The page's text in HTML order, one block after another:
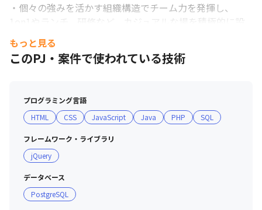
・個々の強みを活かす組織構造でチーム力を発揮し、
1on1やランチ、研修など、カジュアルな場を積極的に設
けています
・導入からのサポートとセキュリティ対策への信頼性で選
ばれています。
もっと見る
このPJ・案件で使われている技術
プログラミング言語
HTML
CSS JavaScript Java PHP SQL
フレームワーク・ライブラリ
jQuery
データベース
PostgreSQL